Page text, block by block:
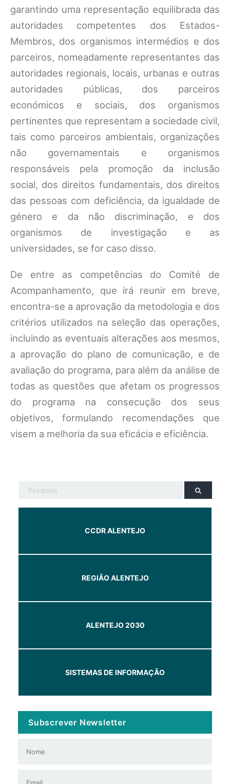
garantindo uma representação equilibrada das
autoridades competentes dos Estados-
Membros, dos organismos intermédios e dos
parceiros, nomeadamente representantes das
autoridades regionais, locais, urbanas e outras
autoridades públicas, dos parceiros
económicos e sociais, dos organismos
pertinentes que representam a sociedade civil,
tais como parceiros ambientais, organizações
não governamentais e organismos
responsáveis pela promoção da inclusão
social, dos direitos fundamentais, dos direitos
das pessoas com deficiência, da igualdade de
género e da não discriminação, e dos
organismos de investigação e as
universidades, se for caso disso.
De entre as competências do Comité de
Acompanhamento, que irá reunir em breve,
encontra-se a aprovação da metodologia e dos
critérios utilizados na seleção das operações,
incluindo as eventuais alterações aos mesmos,
a aprovação do plano de comunicação, e de
avaliação do programa, para além da análise de
todas as questões que afetam os progressos
do programa na consecução dos seus
objetivos, formulando recomendações que
visem a melhoria da sua eficácia e eficiência.
CCDR ALENTEJO
REGIÃO ALENTEJO
ALENTEJO 2030
SISTEMAS DE INFORMAÇÃO
Subscrever Newsletter